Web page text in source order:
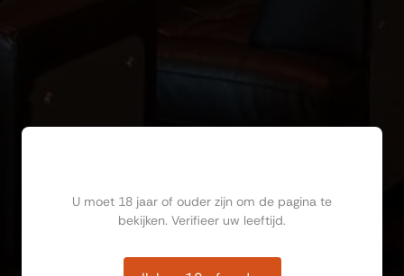
U moet 18 jaar of ouder zijn om de pagina te
bekijken. Verifieer uw leeftijd.